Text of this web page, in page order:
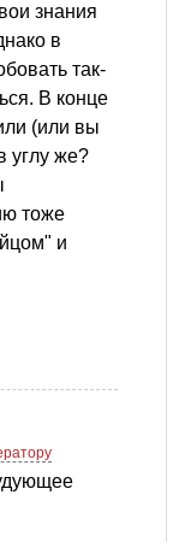
знания
в
так-
В конце
(или вы
углу же?
тоже
и